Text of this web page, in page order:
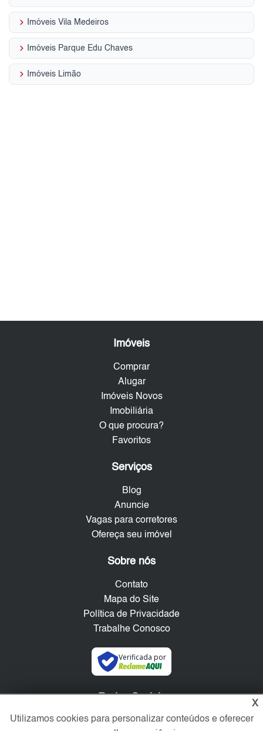
keyboard_arrow_right Imóveis Vila Medeiros
keyboard_arrow_right Imóveis Parque Edu Chaves
keyboard_arrow_right Imóveis Limão
Imóveis
Comprar
Alugar
Imóveis Novos
Imobiliária
O que procura?
Favoritos
Serviços
Blog
Anuncie
Vagas para corretores
Ofereça seu imóvel
Sobre nós
Contato
Mapa do Site
Política de Privacidade
Trabalhe Conosco
Verificada por
Redes Sociais
X
Utilizamos cookies para personalizar conteúdos e oferecer